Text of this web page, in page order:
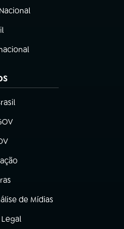
nova aba)
aba)
aba)
aba)
aba)
aba)
aba)
de Mídias
aba)